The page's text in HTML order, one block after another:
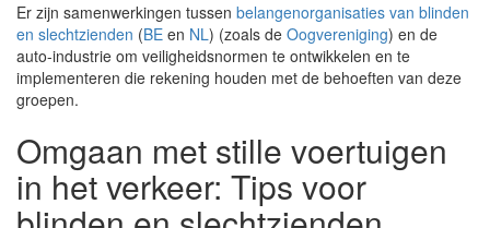
Er zijn samenwerkingen tussen belangenorganisaties van blinden
en slechtzienden (BE en NL) (zoals de Oogvereniging) en de
auto-industrie om veiligheidsnormen te ontwikkelen en te
implementeren die rekening houden met de behoeften van deze
groepen.
Omgaan met stille voertuigen
in het verkeer: Tips voor